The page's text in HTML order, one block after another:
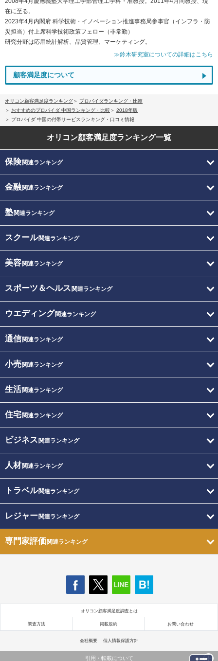
在に至る。
2023年4月内閣府 科学技術・イノベーション推進事務局参事官（インフラ・防
災担当）付上席科学技術政策フェロー（非常勤）
研究分野は応用統計解析、品質管理、マーケティング。
≫鈴木研究室についての詳細はこちら
顧客満足度について
オリコン顧客満足度ランキング
プロバイダランキング・比較
おすすめのプロバイダ 中国ランキング・比較
2018年版
プロバイダ 中国の付帯サービスランキング・口コミ情報
オリコン顧客満足度ランキング一覧
保険関連ランキング
金融関連ランキング
塾関連ランキング
スクール関連ランキング
美容関連ランキング
スポーツ＆ヘルス 関連ランキング
ウエディング関連ランキング
通信関連ランキング
小売関連ランキング
生活関連ランキング
住宅関連ランキング
ビジネス 関連ランキング
人材関連ランキング
トラベル関連ランキング
レジャー関連ランキング
専門家評価関連ランキング
オリコン顧客満足度調査とは
調査方法 掲載規約 お問い合わせ
会社概要 個人情報保護方針
引用・転載について